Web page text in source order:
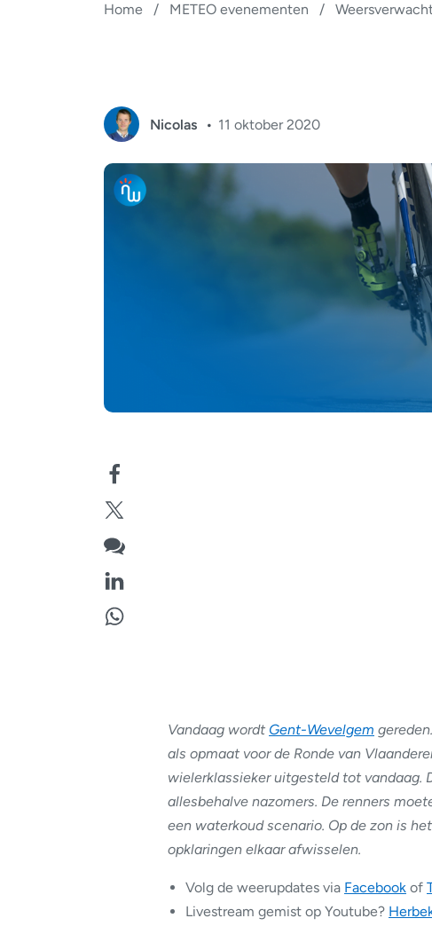
Home / METEO evenementen /
Nicolas 11 oktober 2020
Vandaag wordt Gent-Wevelgem
als opmaat voor de Ronde van
wielerklassieker uitgesteld tot vandaag.
allesbehalve nazomers. De renners
een waterkoud scenario. Op de zon is
opklaringen elkaar afwisselen.
Volg de weerupdates via Facebook of
Livestream gemist op Youtube?